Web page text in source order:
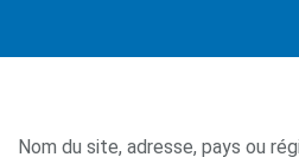
Nom du site, adresse, pays ou